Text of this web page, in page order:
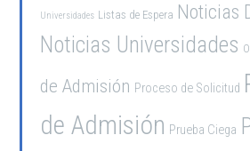
Universidades Listas de Espera Noticias
Noticias Universidades
de Admisión Proceso de Solicitud
de Admisión Prueba Ciega